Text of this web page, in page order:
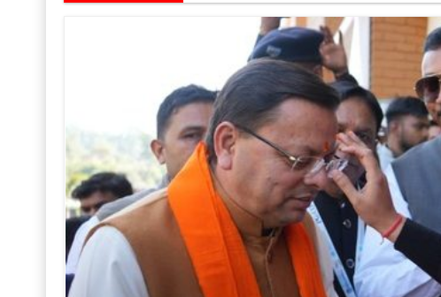
Write your thoughts and send